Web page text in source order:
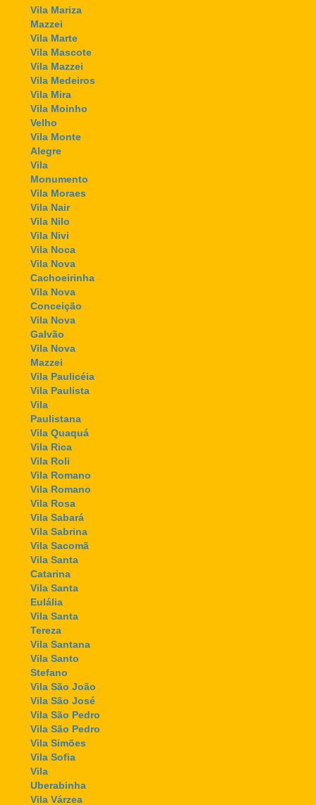
Vila Mariza
Mazzei
Vila Marte
Vila Mascote
Vila Mazzei
Vila Medeiros
Vila Mira
Vila Moinho
Velho
Vila Monte
Alegre
Vila
Monumento
Vila Moraes
Vila Nair
Vila Nilo
Vila Nivi
Vila Noca
Vila Nova
Cachoeirinha
Vila Nova
Conceição
Vila Nova
Galvão
Vila Nova
Mazzei
Vila Paulicéia
Vila Paulista
Vila
Paulistana
Vila Quaquá
Vila Rica
Vila Roli
Vila Romano
Vila Romano
Vila Rosa
Vila Sabará
Vila Sabrina
Vila Sacomã
Vila Santa
Catarina
Vila Santa
Eulália
Vila Santa
Tereza
Vila Santana
Vila Santo
Stefano
Vila São João
Vila São José
Vila São Pedro
Vila São Pedro
Vila Simões
Vila Sofia
Vila
Uberabinha
Vila Várzea